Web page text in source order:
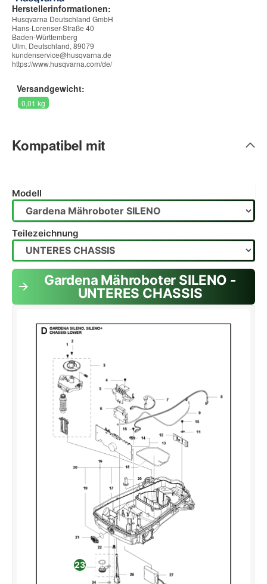
Herstellerinformationen:
Husqvarna Deutschland GmbH
Hans-Lorenser-Straße 40
Baden-Württemberg
Ulm, Deutschland, 89079
kundenservice@husqvarna.de
https://www.husqvarna.com/de/
Versandgewicht:
0,01 kg
Kompatibel mit
Gardena Mähroboter SILENO -
UNTERES CHASSIS
23
Teilezeichnung
Modell